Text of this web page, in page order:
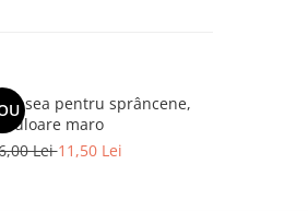
pentru sprâncene,
culoare maro
Lei11,50 Lei